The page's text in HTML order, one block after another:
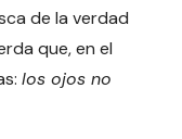
de la verdad
que, en el
los ojos no